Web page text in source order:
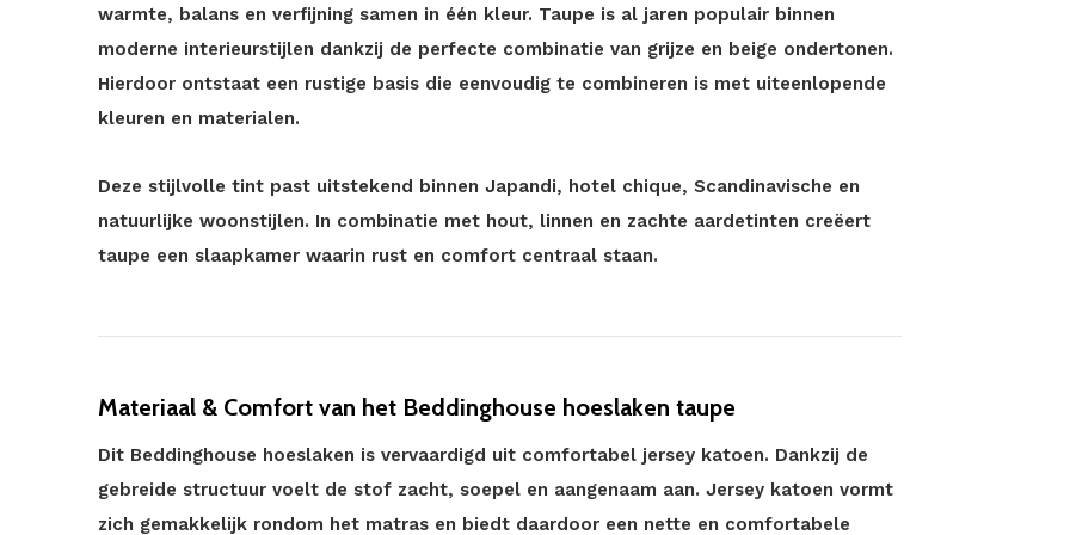
warmte, balans en verfijning samen in één kleur. Taupe is al jaren populair binnen
moderne interieurstijlen dankzij de perfecte combinatie van grijze en beige ondertonen.
Hierdoor ontstaat een rustige basis die eenvoudig te combineren is met uiteenlopende
kleuren en materialen.
Deze stijlvolle tint past uitstekend binnen Japandi, hotel chique, Scandinavische en
natuurlijke woonstijlen. In combinatie met hout, linnen en zachte aardetinten creëert
taupe een slaapkamer waarin rust en comfort centraal staan.
Materiaal & Comfort van het Beddinghouse hoeslaken taupe
Dit Beddinghouse hoeslaken is vervaardigd uit comfortabel jersey katoen. Dankzij de
gebreide structuur voelt de stof zacht, soepel en aangenaam aan. Jersey katoen vormt
zich gemakkelijk rondom het matras en biedt daardoor een nette en comfortabele